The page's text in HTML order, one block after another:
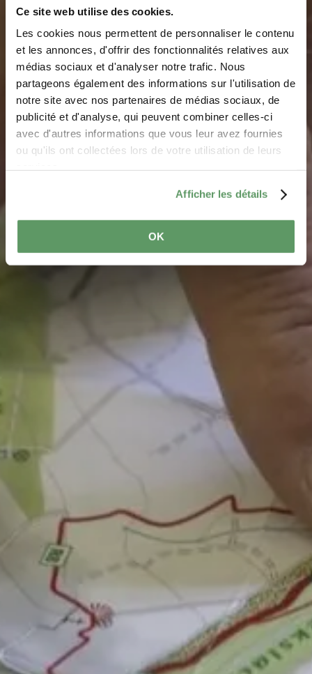
Ce site web utilise des cookies.
Les cookies nous permettent de personnaliser le contenu
et les annonces, d'offrir des fonctionnalités relatives aux
médias sociaux et d'analyser notre trafic. Nous
partageons également des informations sur l'utilisation de
notre site avec nos partenaires de médias sociaux, de
publicité et d'analyse, qui peuvent combiner celles-ci
avec d'autres informations que vous leur avez fournies
ou qu'ils ont collectées lors de votre utilisation de leurs
Afficher les détails
OK
Geocaching aan het
meer